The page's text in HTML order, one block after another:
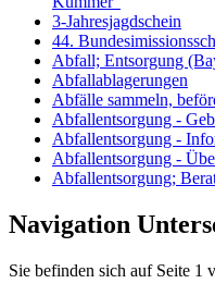
3-Jahresjagdschein
44.
Abfall; Entsorgung
Abfallablagerungen
Abfälle sammeln,
Abfallentsorgung -
Abfallentsorgung -
Abfallentsorgung -
Abfallentsorgung;
Navigation
Sie befinden sich auf Seite 1